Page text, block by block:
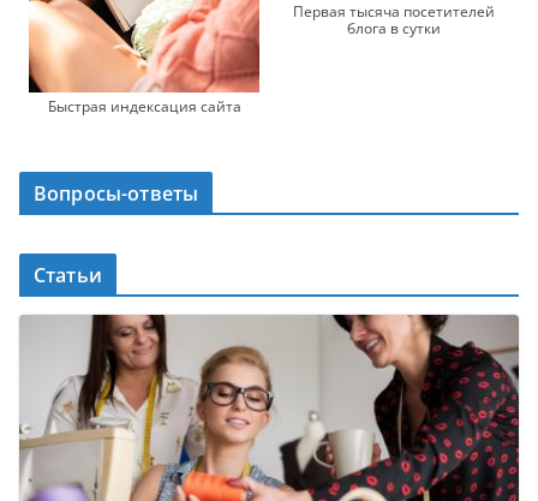
Быстрая индексация сайта
Первая тысяча посетителей
блога в сутки
Вопросы-ответы
Статьи